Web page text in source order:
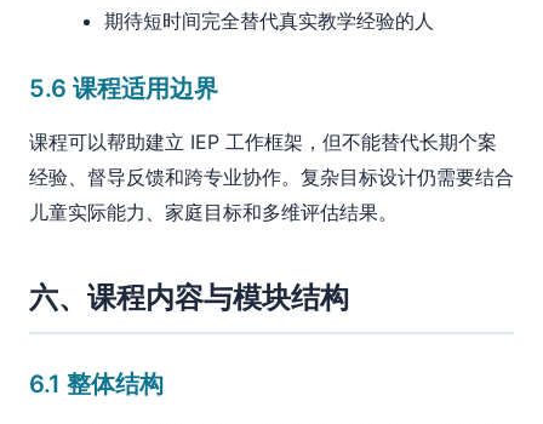
期待短时间完全替代真实教学经验的人
5.6 课程适用边界
课程可以帮助建立 IEP 工作框架，但不能替代长期个案
经验、督导反馈和跨专业协作。复杂目标设计仍需要结合
儿童实际能力、家庭目标和多维评估结果。
六、课程内容与模块结构
6.1 整体结构